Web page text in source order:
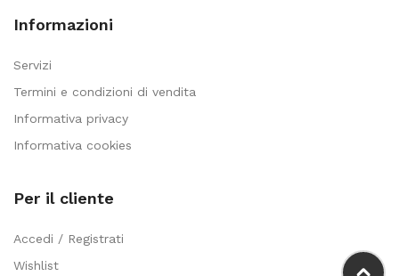
Informazioni
Servizi
Termini e condizioni di vendita
Informativa privacy
Informativa cookies
Per il cliente
Accedi / Registrati
Wishlist